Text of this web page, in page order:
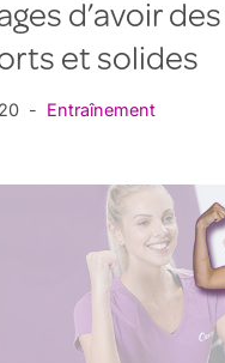
d’avoir
et solides
Entraînement